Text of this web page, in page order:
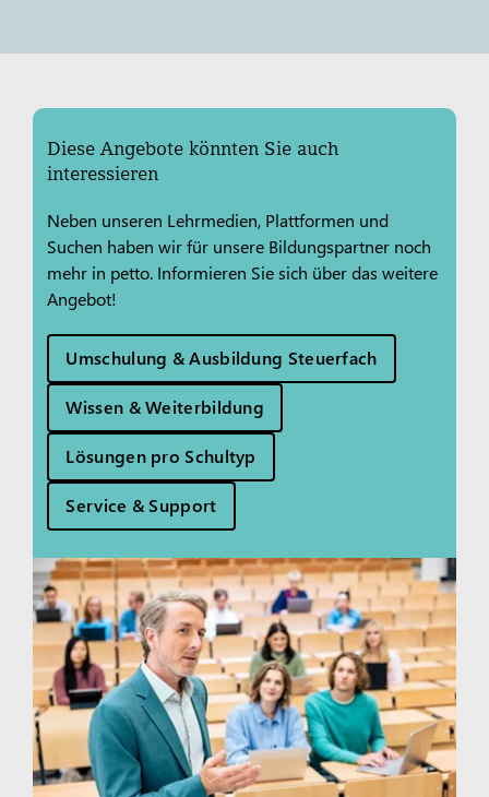
Diese Angebote könnten Sie auch
interessieren
Neben unseren Lehrmedien, Plattformen und
Suchen haben wir für unsere Bildungspartner noch
mehr in petto. Informieren Sie sich über das weitere
Angebot!
Umschulung & Ausbildung Steuerfach
Wissen & Weiterbildung
Lösungen pro Schultyp
Service & Support